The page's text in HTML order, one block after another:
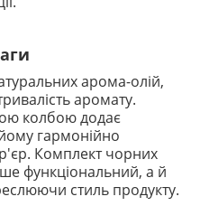
арома-олій,
аромату.
колбою додає
гармонійно
Комплект чорних
функціональний, а й
стиль продукту.